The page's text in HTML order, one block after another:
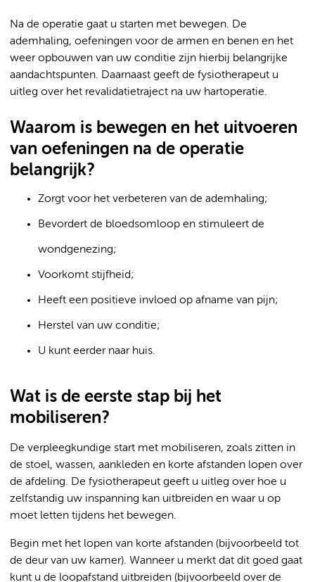
Na de operatie gaat u starten met bewegen. De
ademhaling, oefeningen voor de armen en benen en het
weer opbouwen van uw conditie zijn hierbij belangrijke
aandachtspunten. Daarnaast geeft de fysiotherapeut u
uitleg over het revalidatietraject na uw hartoperatie.
Waarom is bewegen en het uitvoeren
van oefeningen na de operatie
belangrijk?
Zorgt voor het verbeteren van de ademhaling;
Bevordert de bloedsomloop en stimuleert de
wondgenezing;
Voorkomt stijfheid;
Heeft een positieve invloed op afname van pijn;
Herstel van uw conditie;
U kunt eerder naar huis.
Wat is de eerste stap bij het
mobiliseren?
De verpleegkundige start met mobiliseren, zoals zitten in
de stoel, wassen, aankleden en korte afstanden lopen over
de afdeling. De fysiotherapeut geeft u uitleg over hoe u
zelfstandig uw inspanning kan uitbreiden en waar u op
moet letten tijdens het bewegen.
Begin met het lopen van korte afstanden (bijvoorbeeld tot
de deur van uw kamer). Wanneer u merkt dat dit goed gaat
kunt u de loopafstand uitbreiden (bijvoorbeeld over de